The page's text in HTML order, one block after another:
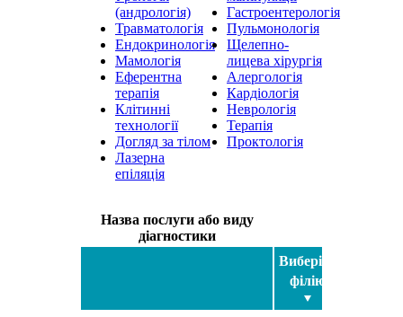
(андрологія)
Травматологія
Ендокринологія
Мамологія
Еферентна
терапія
Клітинні
технології
Догляд за тілом
Лазерна
епіляція
Гастроентерологія
Пульмонологія
Щелепно-
лицева хірургія
Алергологія
Кардіологія
Неврологія
Терапія
Проктологія
Назва послуги або виду
діагностики
Виберіть
філію